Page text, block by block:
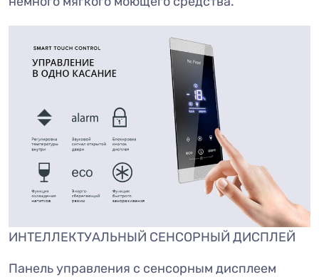
ИНТЕЛЛЕКТУАЛЬНЫЙ СЕНСОРНЫЙ ДИСПЛЕЙ
Панель управления с сенсорным дисплеем